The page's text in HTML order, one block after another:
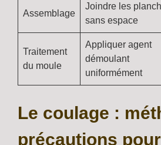
Assemblage
Joindre les
sans espace
Traitement
du moule
Appliquer agent
démoulant
uniformément
Le coulage :
précautions